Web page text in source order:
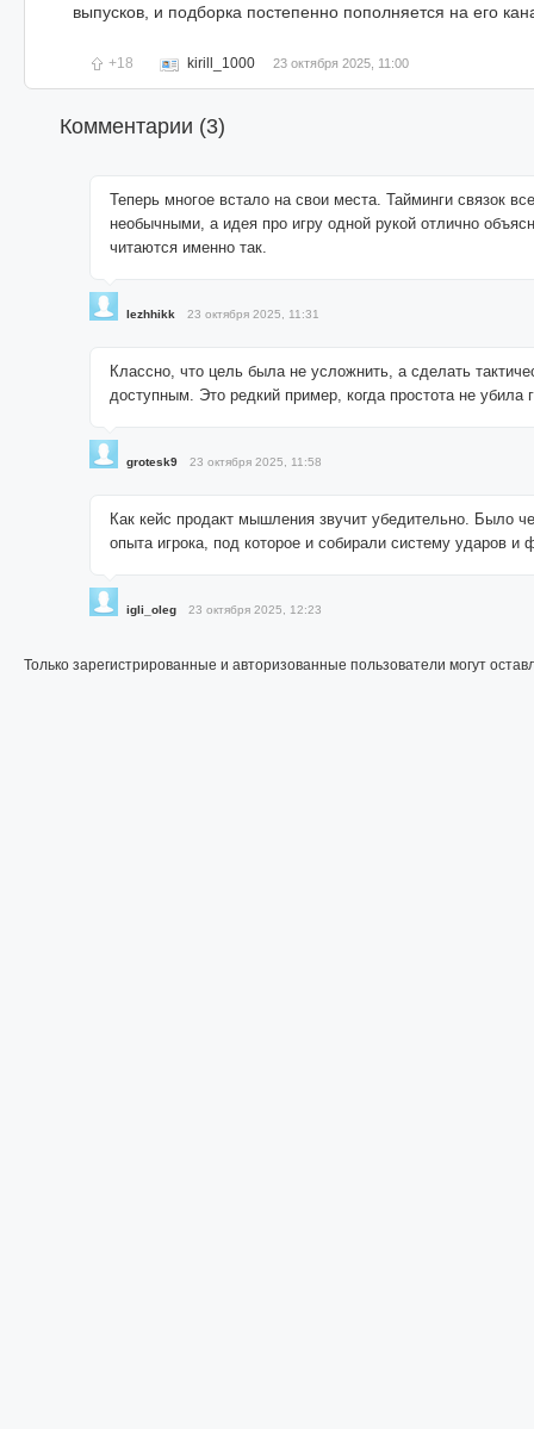
выпусков, и подборка постепенно пополняется на его
+18 kirill_1000 23 октября 2025, 11:00
Комментарии (3)
Теперь многое встало на свои места. Тайминги связок
необычными, а идея про игру одной рукой отлично
читаются именно так.
lezhhikk 23 октября 2025, 11:31
Классно, что цель была не усложнить, а сделать
доступным. Это редкий пример, когда простота не убила
grotesk9 23 октября 2025, 11:58
Как кейс продакт мышления звучит убедительно. Было
опыта игрока, под которое и собирали систему ударов и
igli_oleg 23 октября 2025, 12:23
Только зарегистрированные и авторизованные пользователи могут